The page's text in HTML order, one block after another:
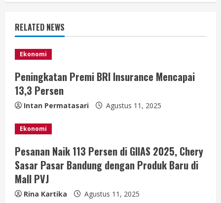
u
e
R
e
a
d
i
n
g
RELATED NEWS
Ekonomi
Peningkatan Premi BRI Insurance Mencapai
13,3 Persen
Intan Permatasari Agustus 11, 2025
Ekonomi
Pesanan Naik 113 Persen di GIIAS 2025, Chery
Sasar Pasar Bandung dengan Produk Baru di
Mall PVJ
Rina Kartika Agustus 11, 2025